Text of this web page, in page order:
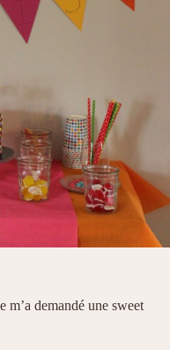
m’a demandé une sweet